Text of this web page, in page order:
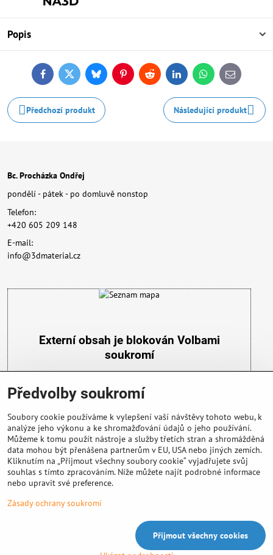
Popis
FacebookTwitterBlueskyPinterestReddit LinkedInWhatsApp
E-
mail
Předchozí produkt Následující produkt
Bc. Procházka Ondřej
pondělí - pátek - po domluvě nonstop
Telefon:
+420 605 209 148
E-mail:
info@3dmaterial.cz
Externí obsah je blokován Volbami
soukromí
Přejete si načíst externí obsah?
Povolit a zapamatovat - souhlas s druhem cookie:
Funkční
Důležité info
Předvolby soukromí
Zásady ochrany soukromí
Předvolby soukromí
Soubory cookie používáme k vylepšení vaší návštěvy tohoto webu, k
analýze jeho výkonu a ke shromažďování údajů o jeho používání.
Můžeme k tomu použít nástroje a služby třetích stran a shromážděná
data mohou být přenášena partnerům v EU, USA nebo jiných zemích.
Kliknutím na „Přijmout všechny soubory cookie“ vyjadřujete svůj
souhlas s tímto zpracováním. Níže můžete najít podrobné informace
nebo upravit své preference.
Zásady ochrany soukromí
Přijmout všechny cookies